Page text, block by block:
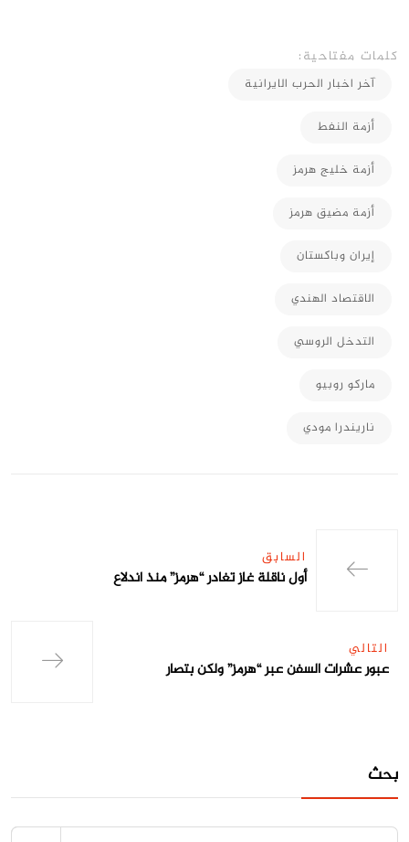
كلمات مفتاحية:
آخر اخبار الحرب الايرانية
أزمة النفط
أزمة خليج هرمز
أزمة مضيق هرمز
إيران وباكستان
الاقتصاد الهندي
التدخل الروسي
ماركو روبيو
ناريندرا مودي
السابق
أول ناقلة غاز تغادر “هرمز” منذ اندلاع
التالي
عبور عشرات السفن عبر “هرمز” ولكن بتصار
بحث